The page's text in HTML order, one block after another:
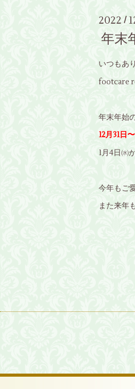
2022 /
年末
いつもあ
footcare
年末年始
12月31日
1月4日㈬
今年もご
また来年